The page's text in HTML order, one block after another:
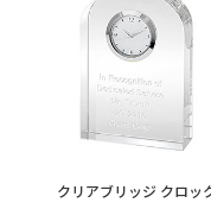
クリアブリッジ クロッ